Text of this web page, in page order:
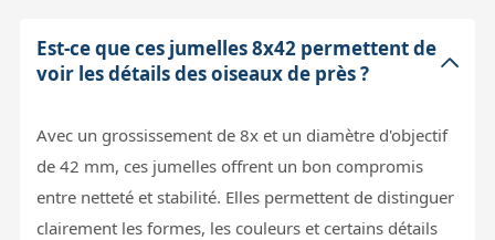
Est-ce que ces jumelles 8x42 permettent de
voir les détails des oiseaux de près ?
Avec un grossissement de 8x et un diamètre d'objectif
de 42 mm, ces jumelles offrent un bon compromis
entre netteté et stabilité. Elles permettent de distinguer
clairement les formes, les couleurs et certains détails